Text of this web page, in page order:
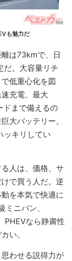
も魅力だ
は73kmで、日
だ。大容量リチ
低重心化を図
充電、最大
ドまで備えるの
大バッテリー。
ッキリしてい
人は、価格、サ
で買う人だ。逆
を本気で快適に
ニバン、
PHEVなら静粛性
い。
わせる説得力が